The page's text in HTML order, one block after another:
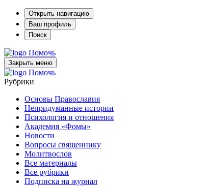
Открыть навигацию
Ваш профиль
Поиск
Помочь
Закрыть меню
Помочь
Рубрики
Основы Православия
Непридуманные истории
Психология и отношения
Академия «Фомы»
Новости
Вопросы священнику
Молитвослов
Все материалы
Все рубрики
Подписка на журнал